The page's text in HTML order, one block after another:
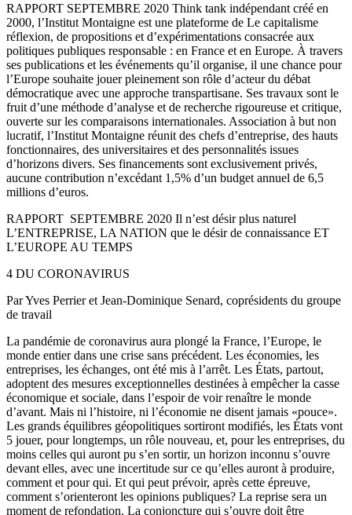
RAPPORT SEPTEMBRE 2020 Think tank indépendant créé en
2000, l’Institut Montaigne est une plateforme de Le capitalisme
réflexion, de propositions et d’expérimentations consacrée aux
politiques publiques responsable : en France et en Europe. À travers
ses publications et les événements qu’il organise, il une chance pour
l’Europe souhaite jouer pleinement son rôle d’acteur du débat
démocratique avec une approche transpartisane. Ses travaux sont le
fruit d’une méthode d’analyse et de recherche rigoureuse et critique,
ouverte sur les comparaisons internationales. Association à but non
lucratif, l’Institut Montaigne réunit des chefs d’entreprise, des hauts
fonctionnaires, des universitaires et des personnalités issues
d’horizons divers. Ses financements sont exclusivement privés,
aucune contribution n’excédant 1,5% d’un budget annuel de 6,5
millions d’euros.
RAPPORT ­ SEPTEMBRE 2020 Il n’est désir plus naturel
L’ENTREPRISE, LA NATION que le désir de connaissance ET
L’EUROPE AU TEMPS
4 DU CORONAVIRUS
Par Yves Perrier et Jean-Dominique Senard, coprésidents du groupe
de travail
La pandémie de coronavirus aura plongé la France, l’Europe, le
monde entier dans une crise sans précédent. Les économies, les
entreprises, les échanges, ont été mis à l’arrêt. Les États, partout,
adoptent des mesures exceptionnelles destinées à empêcher la casse
économique et sociale, dans l’espoir de voir renaître le monde
d’avant. Mais ni l’histoire, ni l’économie ne disent jamais «pouce».
Les grands équilibres géopolitiques sortiront modifiés, les États vont
5 jouer, pour longtemps, un rôle nouveau, et, pour les entreprises, du
moins celles qui auront pu s’en sortir, un horizon inconnu s’ouvre
devant elles, avec une incertitude sur ce qu’elles auront à produire,
comment et pour qui. Et qui peut prévoir, après cette épreuve,
comment s’orienteront les opinions publiques? La reprise sera un
moment de refondation. La conjoncture qui s’ouvre doit être